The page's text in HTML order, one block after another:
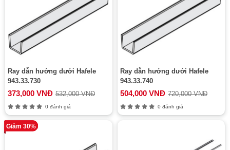
Ray dẫn hướng dưới Hafele
943.33.730
373,000 VNĐ 532,000 VNĐ
0 đánh giá
Ray dẫn hướng dưới Hafele
943.33.740
504,000 VNĐ 720,000 VNĐ
0 đánh giá
Giảm 30%